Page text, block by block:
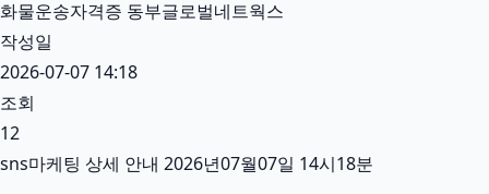
화물운송자격증 동부글로벌네트웍스
작성일
2026-07-07 14:18
조회
12
sns마케팅 상세 안내 2026년07월07일 14시18분